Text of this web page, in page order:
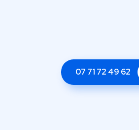
07 71 72 49 62